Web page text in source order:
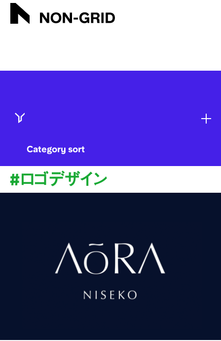
ロゴデザイン | ブランディング・デザイン会社 NON-GRID INC.
#ロゴデザイン
Category sort